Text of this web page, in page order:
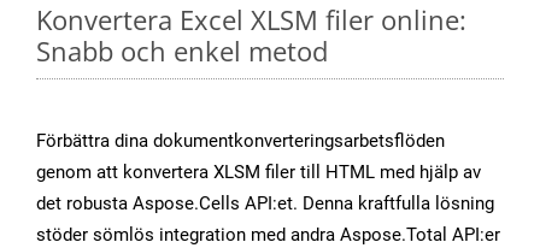
Konvertera Excel XLSM filer online:
Snabb och enkel metod
Förbättra dina dokumentkonverteringsarbetsflöden
genom att konvertera XLSM filer till HTML med hjälp av
det robusta Aspose.Cells API:et. Denna kraftfulla lösning
stöder sömlös integration med andra Aspose.Total API:er